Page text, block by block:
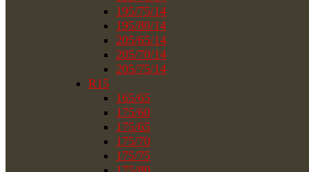
195/75/14
195/80/14
205/65/14
205/70/14
205/75/14
R15
165/65
175/60
175/65
175/70
175/75